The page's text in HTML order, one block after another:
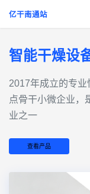
亿干南通站
智能干燥设
2017年成立的‌专
点骨干小微企业，
业之一
查看产品